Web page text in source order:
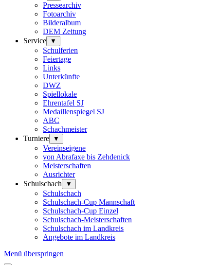
Pressearchiv
Fotoarchiv
Bilderalbum
DEM Zeitung
Service
▼
Schulferien
Feiertage
Links
Unterkünfte
DWZ
Spiellokale
Ehrentafel SJ
Medaillenspiegel SJ
ABC
Schachmeister
Turniere
▼
Vereinseigene
von Abrafaxe bis Zehdenick
Meisterschaften
Ausrichter
Schulschach
▼
Schulschach
Schulschach-Cup Mannschaft
Schulschach-Cup Einzel
Schulschach-Meisterschaften
Schulschach im Landkreis
Angebote im Landkreis
Menü überspringen